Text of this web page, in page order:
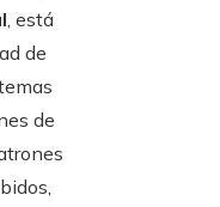
, está
de
de